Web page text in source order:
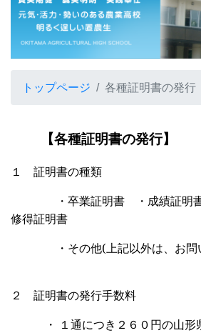
トップページ 各種証明書の発行
【各種証明書の発行】
１ 証明書の種類
・卒業証明書 ・成績証明
修得証明書
・その他(上記以外は、お問
２ 証明書の発行手数料
・ １通につき２６０円の山形